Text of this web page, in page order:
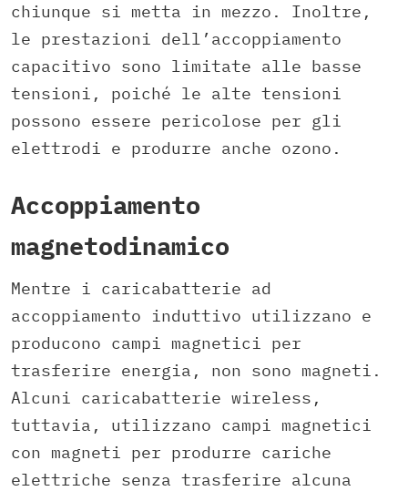
chiunque si metta in mezzo. Inoltre,
le prestazioni dell’accoppiamento
capacitivo sono limitate alle basse
tensioni, poiché le alte tensioni
possono essere pericolose per gli
elettrodi e produrre anche ozono.
Accoppiamento
magnetodinamico
Mentre i caricabatterie ad
accoppiamento induttivo utilizzano e
producono campi magnetici per
trasferire energia, non sono magneti.
Alcuni caricabatterie wireless,
tuttavia, utilizzano campi magnetici
con magneti per produrre cariche
elettriche senza trasferire alcuna